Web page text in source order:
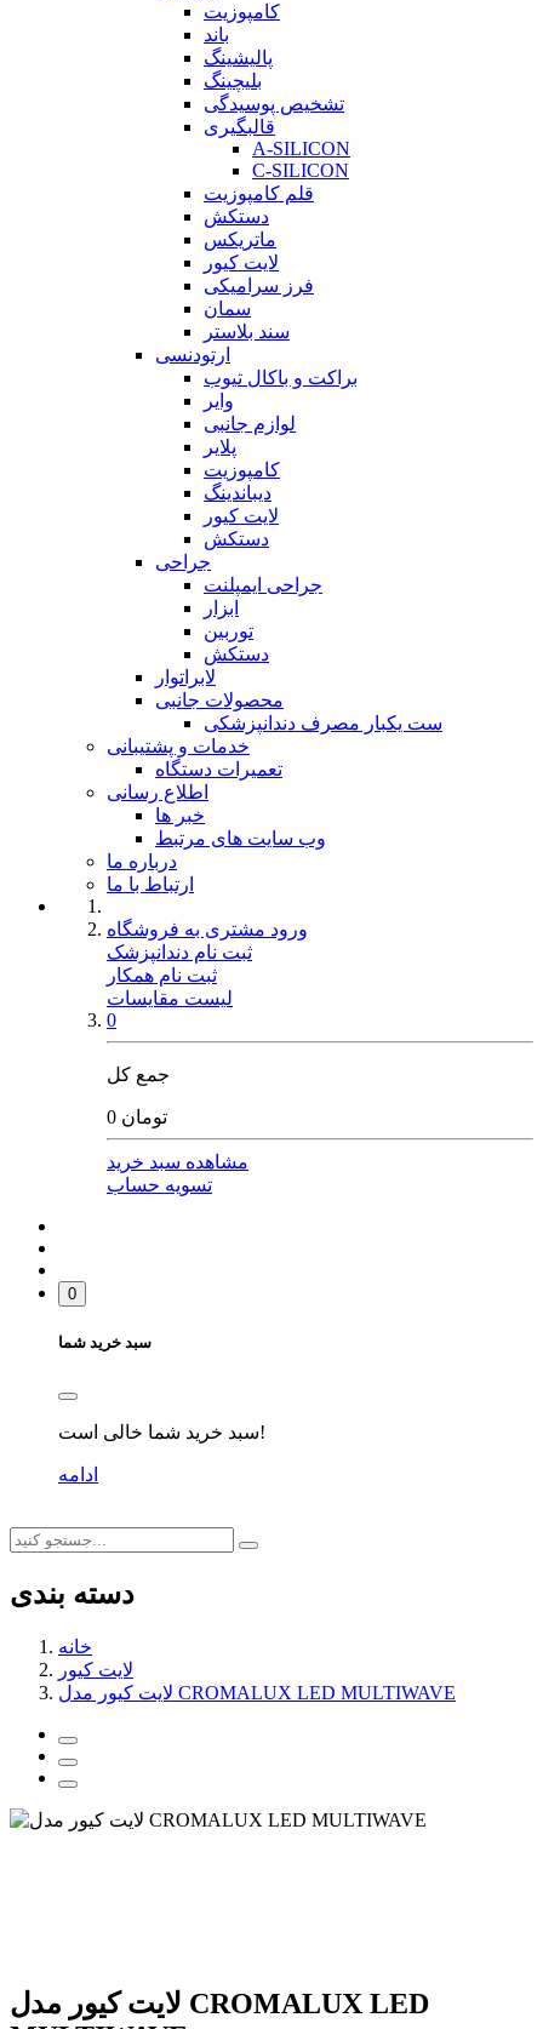
کامپوزیت
باند
پالیشینگ
بلیچینگ
تشخیص پوسیدگی
قالبگیری
A-SILICON
C-SILICON
قلم کامپوزیت
دستکش
ماتریکس
لایت کیور
فرز سرامیکی
سمان
سند بلاستر
ارتودنسی
براکت و باکال تیوب
وایر
لوازم جانبی
پلایر
کامپوزیت
دیباندینگ
لایت کیور
دستکش
جراحی
جراحی ایمپلنت
ابزار
توربین
دستکش
لابراتوار
محصولات جانبی
ست یکبار مصرف دندانپزشکی
خدمات و پشتیبانی
تعمیرات دستگاه
اطلاع رسانی
خبر ها
وب سایت های مرتبط
درباره ما
ارتباط با ما
ورود مشتری به فروشگاه
ثبت نام دندانپزشک
ثبت نام همکار
لیست مقایسات
0
جمع کل
0 تومان
مشاهده سبد خرید
تسویه حساب
0
سبد خرید شما
سبد خرید شما خالی است!
ادامه
دسته بندی
خانه
لایت کیور
لایت کیور مدل CROMALUX LED MULTIWAVE
لایت کیور مدل CROMALUX LED